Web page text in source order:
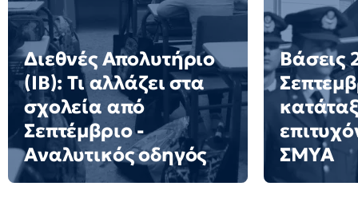
Διεθνές Απολυτήριο
(IB): Τι αλλάζει στα
σχολεία από
Σεπτέμβριο -
Αναλυτικός οδηγός
Βάσεις
ΣΜΥΑ